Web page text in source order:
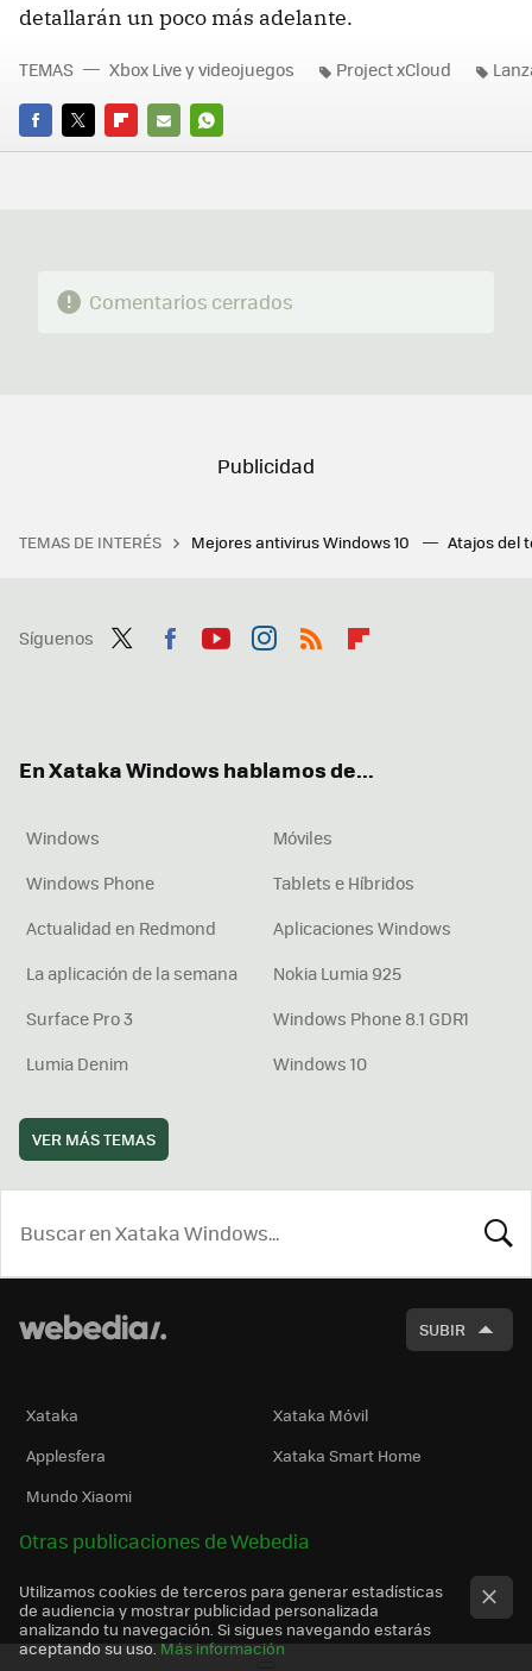
detallarán un poco más adelante.
FACEBOOK
TWITTERFLIPBOARD
E-
WHATSAPP
TEMAS Xbox Live y videojuegos Project xCloud
Comentarios cerrados
TEMAS DE INTERÉS Mejores antivirus Windows 10 Atajos del
Síguenos
En Xataka Windows hablamos de...
Windows
Móviles
Windows Phone
Tablets e Híbridos
Actualidad en Redmond
Aplicaciones Windows
La aplicación de la semana
Nokia Lumia 925
Surface Pro 3
Windows Phone 8.1 GDR1
Lumia Denim
Windows 10
VER MÁS TEMAS
SUBIR
Xataka
Xataka Móvil
Applesfera
Xataka Smart Home
Mundo Xiaomi
Otras publicaciones de Webedia
Utilizamos cookies de terceros para generar estadísticas
de audiencia y mostrar publicidad personalizada
analizando tu navegación. Si sigues navegando estarás
aceptando su uso. Más información